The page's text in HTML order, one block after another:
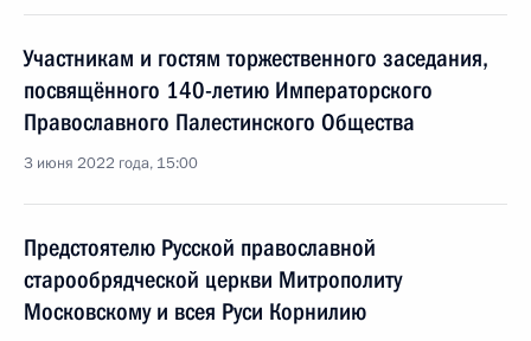
Участникам и гостям торжественного заседания,
посвящённого 140-летию Императорского
Православного Палестинского Общества
3 июня 2022 года, 15:00
Предстоятелю Русской православной
старообрядческой церкви Митрополиту
Московскому и всея Руси Корнилию